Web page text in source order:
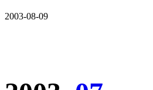
2003-08-09